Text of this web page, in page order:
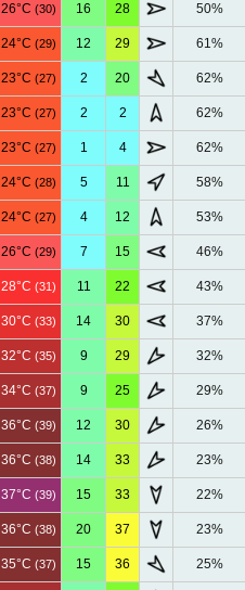
26°C (30) 16 28 50%
24°C (29) 12 29 61%
23°C (27) 2 20 62%
23°C (27) 2 2 62%
23°C (27) 1 4 62%
24°C (28) 5 11 58%
24°C (27) 4 12 53%
26°C (29) 7 15 46%
28°C (31) 11 22 43%
30°C (33) 14 30 37%
32°C (35) 9 29 32%
34°C (37) 9 25 29%
36°C (39) 12 30 26%
36°C (38) 14 33 23%
37°C (39) 15 33 22%
36°C (38) 20 37 23%
35°C (37) 15 36 25%